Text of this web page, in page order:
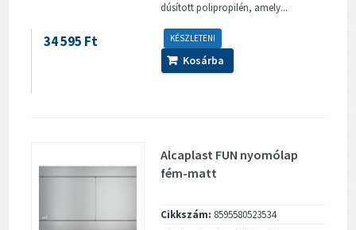
dúsított polipropilén, amely...
KÉSZLETEN!
34 595 Ft
Kosárba
Alcaplast FUN nyomólap
fém-matt
Cikkszám: 8595580523534